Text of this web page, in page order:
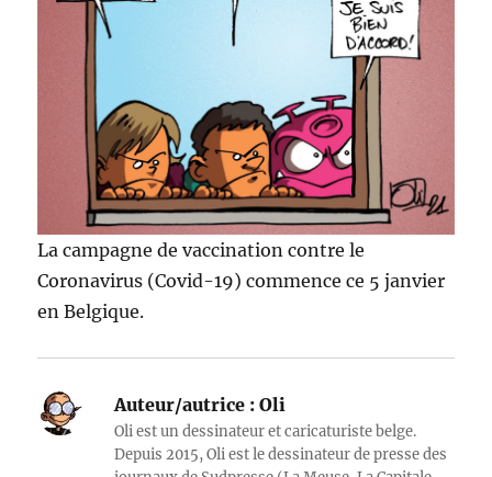
La campagne de vaccination contre le
Coronavirus (Covid-19) commence ce 5 janvier
en Belgique.
Auteur/autrice : Oli
Oli est un dessinateur et caricaturiste belge.
Depuis 2015, Oli est le dessinateur de presse des